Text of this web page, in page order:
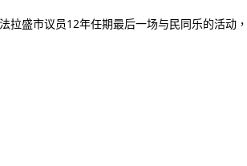
拉盛市议员12年任期最后一场与民同乐的活动，